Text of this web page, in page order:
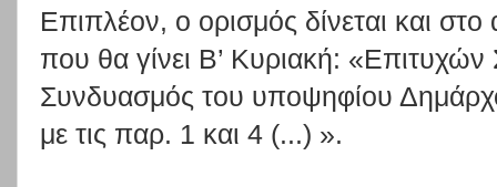
Επιπλέον, ο ορισμός δίνεται και στο
που θα γίνει Β’ Κυριακή:
Συνδυασμός του υποψηφίου
με τις παρ. 1 και 4 (...) ».